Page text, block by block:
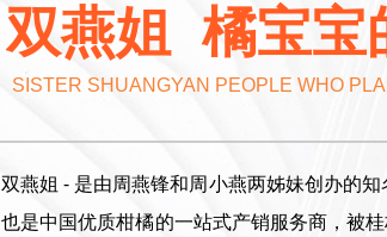
双燕姐 - 是由周燕锋和周小燕两姊妹创办的
也是中国优质柑橘的一站式产销服务商，被
双燕姐 橘宝宝
SISTER SHUANGYAN PEOPLE WHO